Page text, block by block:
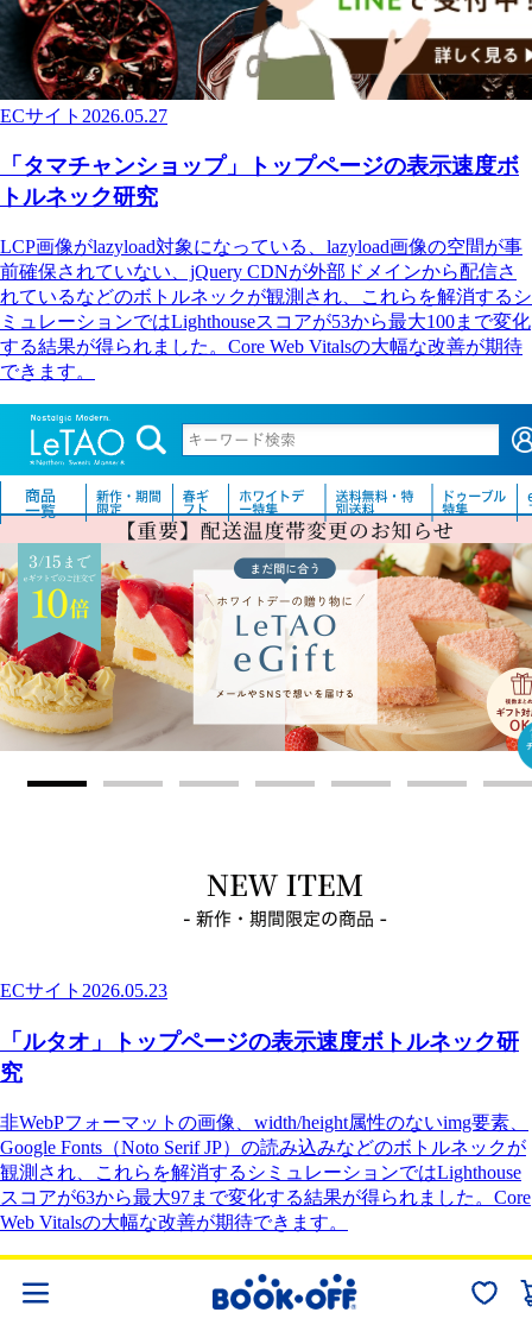
ECサイト 2026.05.27
「タマチャンショップ」トップページの表示速度ボ
トルネック研究
LCP画像がlazyload対象になっている、lazyload画像の空間が事
前確保されていない、jQuery CDNが外部ドメインから配信さ
れているなどのボトルネックが観測され、これらを解消するシ
ミュレーションではLighthouseスコアが53から最大100まで変化
する結果が得られました。Core Web Vitalsの大幅な改善が期待
できます。
ECサイト 2026.05.23
「ルタオ」トップページの表示速度ボトルネック研
究
非WebPフォーマットの画像、width/height属性のないimg要素、
Google Fonts（Noto Serif JP）の読み込みなどのボトルネックが
観測され、これらを解消するシミュレーションではLighthouse
スコアが63から最大97まで変化する結果が得られました。Core
Web Vitalsの大幅な改善が期待できます。